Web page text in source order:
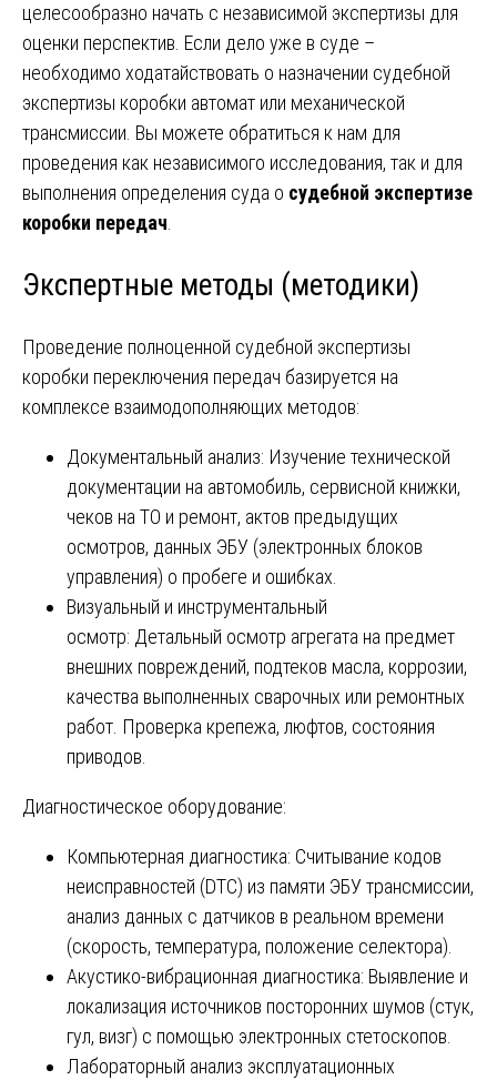
целесообразно начать с независимой экспертизы для
оценки перспектив. Если дело уже в суде –
необходимо ходатайствовать о назначении судебной
экспертизы коробки автомат или механической
трансмиссии. Вы можете обратиться к нам для
проведения как независимого исследования, так и для
выполнения определения суда о судебной экспертизе
коробки передач.
Экспертные методы (методики)
Проведение полноценной судебной экспертизы
коробки переключения передач базируется на
комплексе взаимодополняющих методов:
Документальный анализ: Изучение технической
документации на автомобиль, сервисной книжки,
чеков на ТО и ремонт, актов предыдущих
осмотров, данных ЭБУ (электронных блоков
управления) о пробеге и ошибках.
Визуальный и инструментальный
осмотр: Детальный осмотр агрегата на предмет
внешних повреждений, подтеков масла, коррозии,
качества выполненных сварочных или ремонтных
работ. Проверка крепежа, люфтов, состояния
приводов.
Диагностическое оборудование:
Компьютерная диагностика: Считывание кодов
неисправностей (DTC) из памяти ЭБУ трансмиссии,
анализ данных с датчиков в реальном времени
(скорость, температура, положение селектора).
Акустико-вибрационная диагностика: Выявление и
локализация источников посторонних шумов (стук,
гул, визг) с помощью электронных стетоскопов.
Лабораторный анализ эксплуатационных